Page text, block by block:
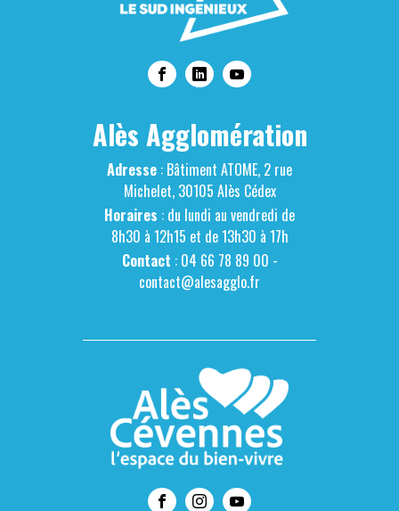
Alès Agglomération
Adresse : Bâtiment ATOME, 2 rue
Michelet, 30105 Alès Cédex
Horaires : du lundi au vendredi de
8h30 à 12h15 et de 13h30 à 17h
Contact : 04 66 78 89 00 -
contact@alesagglo.fr